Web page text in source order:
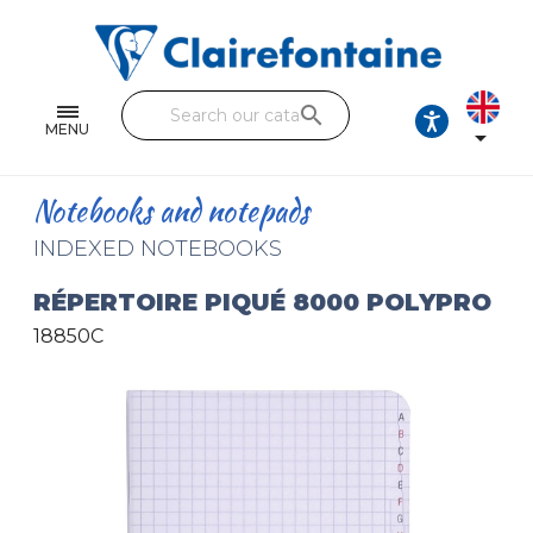
MENU
Single and double sheets
Fine arts
Handicraft
Wrapping papers
Pencil cases & Leather goods
FIND OUR COLLECTIONS
search

Notebooks and notepads
INDEXED NOTEBOOKS
RÉPERTOIRE PIQUÉ 8000 POLYPRO
18850C